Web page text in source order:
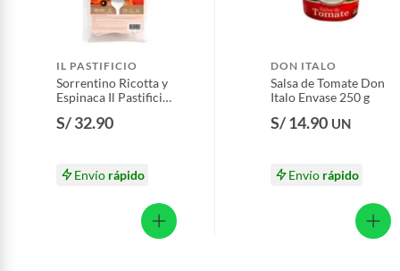
IL PASTIFICIO
Sorrentino Ricotta y
Espinaca Il Pastificio
S/ 32.90
Envío rápido
DON ITALO
Salsa de Tomate Don
Italo Envase 250 g
S/ 14.90 UN
Envío rápido